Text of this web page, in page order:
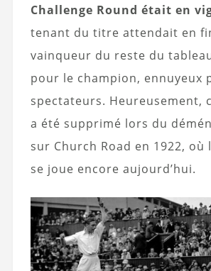
Challenge Round était en
tenant du titre attendait en
vainqueur du reste du
pour le champion, ennuyeux
spectateurs. Heureusement,
a été supprimé lors du
sur Church Road en 1922,
se joue encore aujourd’hui.